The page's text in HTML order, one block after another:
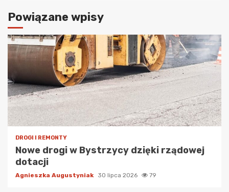
Powiązane wpisy
DROGI I REMONTY
Nowe drogi w Bystrzycy dzięki rządowej
dotacji
Agnieszka Augustyniak 30 lipca 2026 79